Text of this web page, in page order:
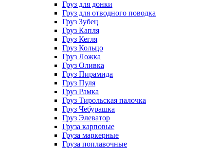
Груз для донки
Груз для отводного поводка
Груз Зубец
Груз Капля
Груз Кегля
Груз Кольцо
Груз Ложка
Груз Оливка
Груз Пирамида
Груз Пуля
Груз Рамка
Груз Тирольская палочка
Груз Чебурашка
Груз Элеватор
Груза карповые
Груза маркерные
Груза поплавочные